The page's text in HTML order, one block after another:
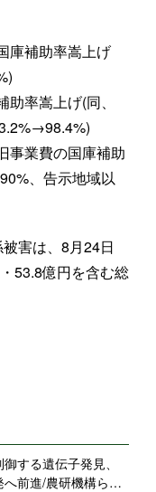
庫補助率嵩上げ
率嵩上げ(同、
事業費の国庫補助
、告示地域以
害は、8月24日
53.8億円を含む総
する遺伝子発見、
前進/農研機構ら発